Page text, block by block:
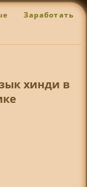
Заработать
хинди в